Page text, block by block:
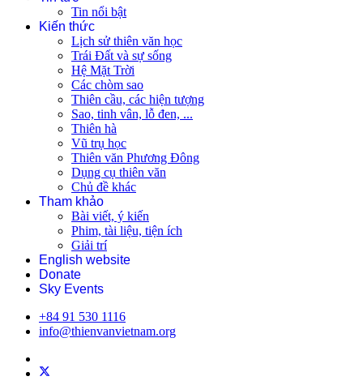
Tin nổi bật
Kiến thức
Lịch sử thiên văn học
Trái Đất và sự sống
Hệ Mặt Trời
Các chòm sao
Thiên cầu, các hiện tượng
Sao, tinh vân, lỗ đen, ...
Thiên hà
Vũ trụ học
Thiên văn Phương Đông
Dụng cụ thiên văn
Chủ đề khác
Tham khảo
Bài viết, ý kiến
Phim, tài liệu, tiện ích
Giải trí
English website
Donate
Sky Events
+84 91 530 1116
info@thienvanvietnam.org